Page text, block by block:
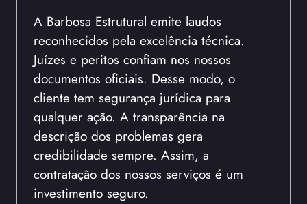
A Barbosa Estrutural emite laudos
reconhecidos pela excelência técnica.
Juízes e peritos confiam nos nossos
documentos oficiais. Desse modo, o
cliente tem segurança jurídica para
qualquer ação. A transparência na
descrição dos problemas gera
credibilidade sempre. Assim, a
contratação dos nossos serviços é um
investimento seguro.